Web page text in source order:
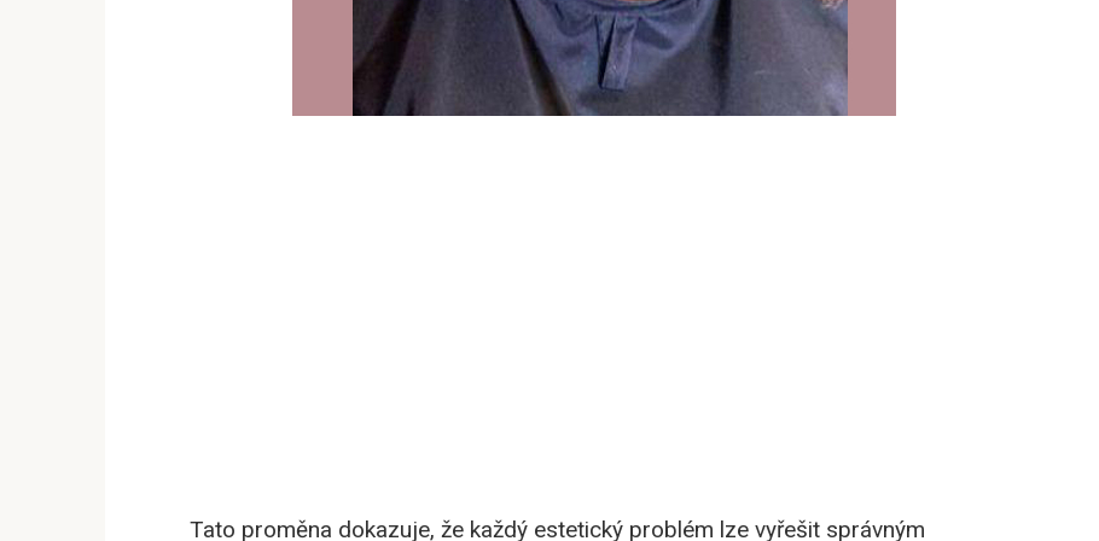
Tato proměna dokazuje, že každý estetický problém lze vyřešit správným